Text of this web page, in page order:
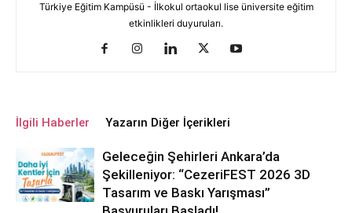
Türkiye Eğitim Kampüsü - İlkokul ortaokul lise üniversite eğitim
etkinlikleri duyuruları.
İlgili Haberler Yazarın Diğer İçerikleri
Geleceğin Şehirleri Ankara’da
Şekilleniyor: “CezeriFEST 2026 3D
Tasarım ve Baskı Yarışması”